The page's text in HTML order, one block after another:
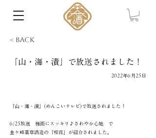
< Back
「山・海・漬」で放送されました！
2022年6月25日
「山・海・漬」(めんこいテレビ)で放送されました！
6/25放送 梅雨にスッキリ♪さわやか心地 で
金ケ崎薬草酒造の「和花」が紹介されました。